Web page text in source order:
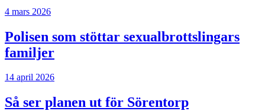
4 mars 2026
Polisen som stöttar sexualbrottslingars
familjer
14 april 2026
Så ser planen ut för Sörentorp